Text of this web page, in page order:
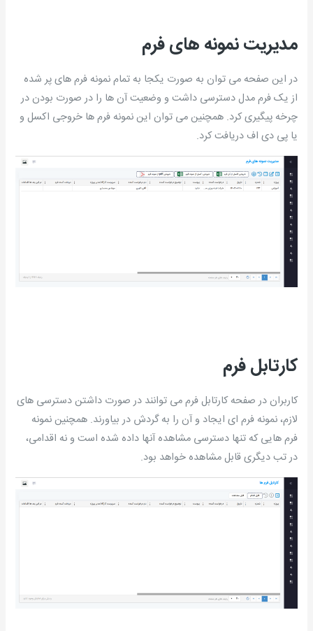
مدیریت نمونه های فرم
در این صفحه می توان به صورت یکجا به تمام نمونه فرم های پر شده
از یک فرم مدل دسترسی داشت و وضعیت آن ها را در صورت بودن در
چرخه پیگیری کرد. همچنین می توان این نمونه فرم ها خروجی اکسل و
یا پی دی اف دریافت کرد.
کارتابل فرم
کاربران در صفحه کارتابل فرم می توانند در صورت داشتن دسترسی های
لازم، نمونه فرم ای ایجاد و آن را به گردش در بیاورند. همچنین نمونه
فرم هایی که تنها دسترسی مشاهده آنها داده شده است و نه اقدامی،
در تب دیگری قابل مشاهده خواهد بود.